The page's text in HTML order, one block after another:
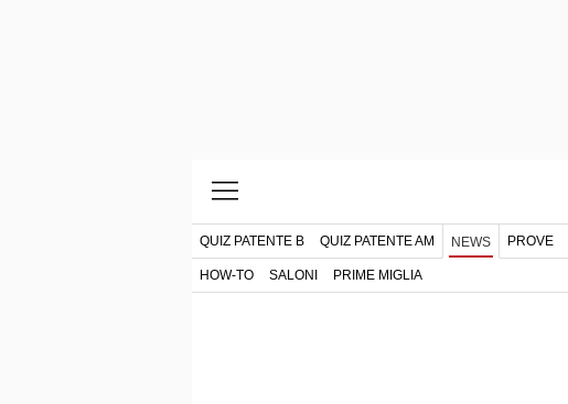
QUIZ PATENTE B QUIZ PATENTE AM NEWS PROVE
HOW-TO SALONI PRIME MIGLIA